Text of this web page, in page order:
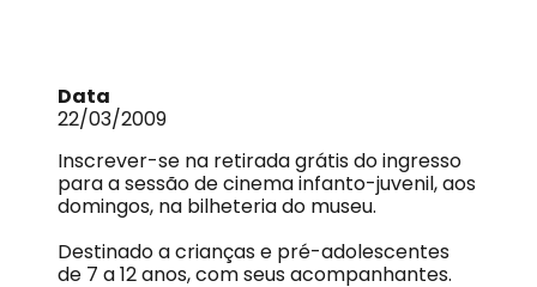
Data
22/03/2009
Inscrever-se na retirada grátis do ingresso
para a sessão de cinema infanto-juvenil, aos
domingos, na bilheteria do museu.
Destinado a crianças e pré-adolescentes
de 7 a 12 anos, com seus acompanhantes.